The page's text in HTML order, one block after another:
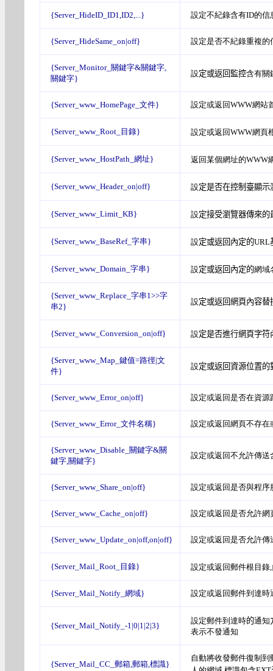
{Server_HideID_ID1,ID2,...} 設定不紀錄含有ID的信
{Server_HideSame_on|off} 設定是否不紀錄重複的
{Server_Monitor_關鍵字&關鍵字,
關鍵字}
設定或返回監控含有關
{Server_www_HomePage_文件} 設定或返回WWW網站
{Server_www_Root_目錄} 設定或返回WWW網頁
{Server_www_HostPath_網址} 返回某個網址的WWW
{Server_www_Header_on|off} 設定是否在控制臺顯
{Server_www_Limit_KB} 設定接受瀏覽器傳來的
{Server_www_BaseRef_字串} 設定或返回內定的
{Server_www_Domain_字串} 設定或返回內定的網域
{Server_www_Replace_字串1>>字
串2}
設定或返回網頁內容替
{Server_www_Conversion_on|off} 設定是否進行網頁字符
{Server_www_Map_鍵值=路徑|文
件}
設定或返回資源位置
{Server_www_Error_on|off} 設定或返回是否在資源
{Server_www_Error_文件名稱} 設定或返回網頁不存在
{Server_www_Disable_關鍵字&關
鍵字,關鍵字}
設定或返回不允許傳送
{Server_www_Share_on|off} 設定或返回是否與程
{Server_www_Cache_on|off} 設定或返回是否允許網
{Server_www_Update_on|off,on|off} 設定或返回是否允許
{Server_Mail_Root_目錄} 設定或返回郵件根目錄,
{Server_Mail_Notify_網域} 設定或返回郵件到達時
{Server_Mail_Notify_-1|0|1|2|3}
設定郵件到達時的通知
表示不發通知
{Server_Mail_CC_郵箱,郵箱,標識}
自動將收發郵件復制到